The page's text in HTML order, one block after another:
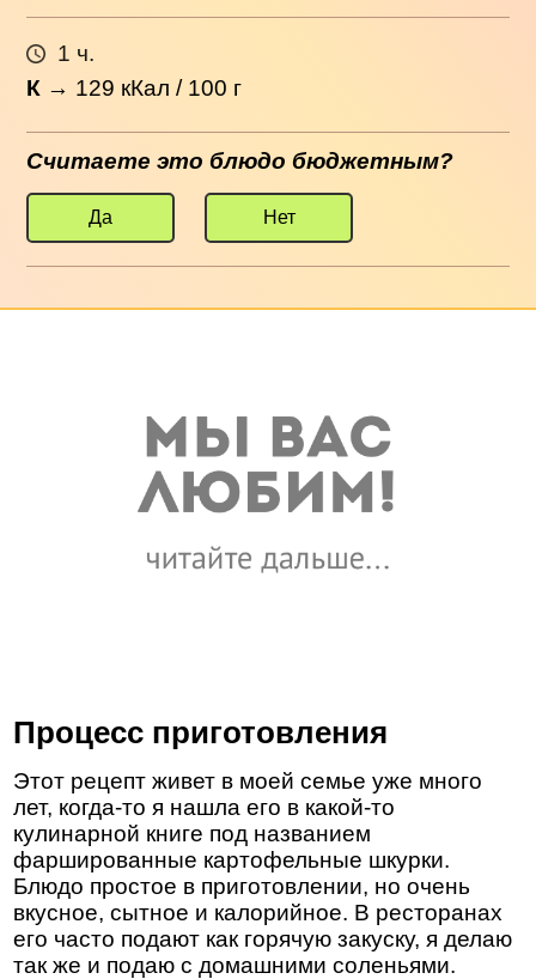
1 ч.
К → 129 кКал / 100 г
Считаете это блюдо бюджетным?
Да Нет
Процесс приготовления
Этот рецепт живет в моей семье уже много
лет, когда-то я нашла его в какой-то
кулинарной книге под названием
фаршированные картофельные шкурки.
Блюдо простое в приготовлении, но очень
вкусное, сытное и калорийное. В ресторанах
его часто подают как горячую закуску, я делаю
так же и подаю с домашними соленьями.